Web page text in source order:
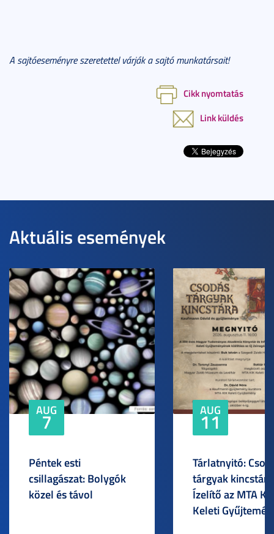
A sajtóeseményre szeretettel várják a sajtó munkatársait!
Cikk nyomtatás
Link küldés
Aktuális események
AUG
7
Péntek esti
csillagászat: Bolygók
közel és távol
AUG
11
Tárlatnyitó:
tárgyak
Ízelítő az MTA
Keleti